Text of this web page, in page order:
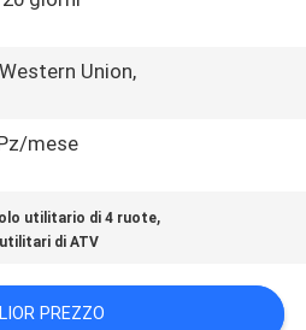
Union,
mese
utilitario di 4 ruote,
di ATV
PREZZO